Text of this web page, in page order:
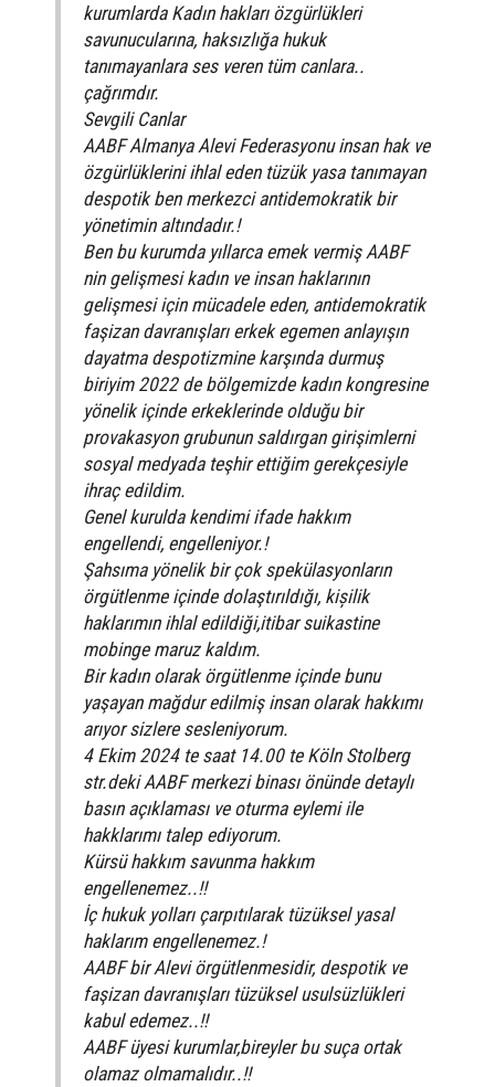
kurumlarda Kadın hakları özgürlükleri
savunucularına, haksızlığa hukuk
tanımayanlara ses veren tüm canlara..
çağrımdır.
Sevgili Canlar
AABF Almanya Alevi Federasyonu insan hak ve
özgürlüklerini ihlal eden tüzük yasa tanımayan
despotik ben merkezci antidemokratik bir
yönetimin altındadır.!
Ben bu kurumda yıllarca emek vermiş AABF
nin gelişmesi kadın ve insan haklarının
gelişmesi için mücadele eden, antidemokratik
faşizan davranışları erkek egemen anlayışın
dayatma despotizmine karşında durmuş
biriyim 2022 de bölgemizde kadın kongresine
yönelik içinde erkeklerinde olduğu bir
provakasyon grubunun saldırgan girişimlerni
sosyal medyada teşhir ettiğim gerekçesiyle
ihraç edildim.
Genel kurulda kendimi ifade hakkım
engellendi, engelleniyor.!
Şahsıma yönelik bir çok spekülasyonların
örgütlenme içinde dolaştırıldığı, kișilik
haklarımın ihlal edildiği,itibar suikastine
mobinge maruz kaldım.
Bir kadın olarak örgütlenme içinde bunu
yaşayan mağdur edilmiş insan olarak hakkımı
arıyor sizlere sesleniyorum.
4 Ekim 2024 te saat 14.00 te Köln Stolberg
str.deki AABF merkezi binası önünde detaylı
basın açıklaması ve oturma eylemi ile
hakklarımı talep ediyorum.
Kürsü hakkım savunma hakkım
engellenemez..!!
İç hukuk yolları çarpıtılarak tüzüksel yasal
haklarım engellenemez.!
AABF bir Alevi örgütlenmesidir, despotik ve
faşizan davranışları tüzüksel usulsüzlükleri
kabul edemez..!!
AABF üyesi kurumlar,bireyler bu suça ortak
olamaz olmamalıdır..!!